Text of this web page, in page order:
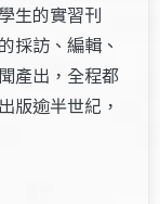
生的實習刊
採訪、編輯、
產出，全程都
版逾半世紀，